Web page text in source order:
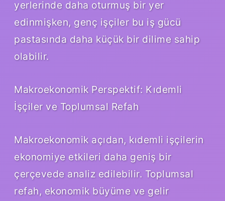
yerlerinde daha oturmuş bir yer
edinmişken, genç işçiler bu iş gücü
pastasında daha küçük bir dilime sahip
olabilir.
Makroekonomik Perspektif: Kıdemli
İşçiler ve Toplumsal Refah
Makroekonomik açıdan, kıdemli işçilerin
ekonomiye etkileri daha geniş bir
çerçevede analiz edilebilir. Toplumsal
refah, ekonomik büyüme ve gelir